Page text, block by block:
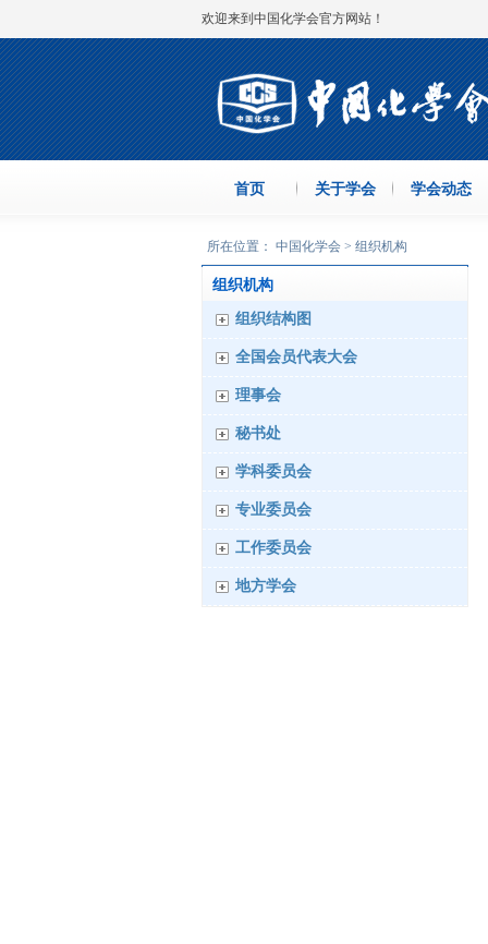
欢迎来到中国化学会官方网站！
首页 关于学会 学会动态
所在位置： 中国化学会 > 组织机构
组织机构
组织结构图
全国会员代表大会
理事会
秘书处
学科委员会
专业委员会
工作委员会
地方学会